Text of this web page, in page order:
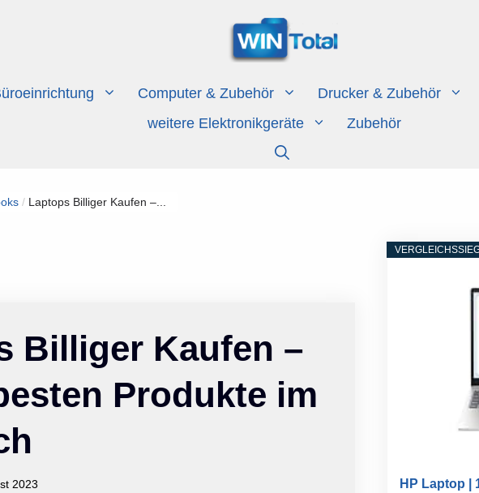
Computer & Zubehör Drucker & Zubehör
weitere Elektronikgeräte
Zubehör
/ Laptops Billiger Kaufen –...
Billiger Kaufen –
Produkte im
2023
HP Laptop |